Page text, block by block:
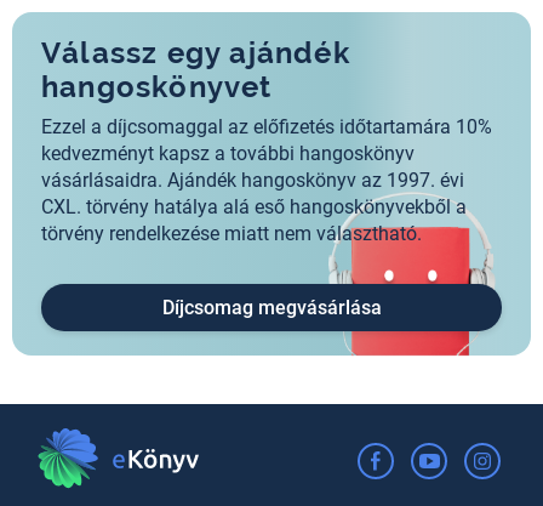
Válassz egy ajándék
hangoskönyvet
Ezzel a díjcsomaggal az előfizetés időtartamára 10%
kedvezményt kapsz a további hangoskönyv
vásárlásaidra. Ajándék hangoskönyv az 1997. évi
CXL. törvény hatálya alá eső hangoskönyvekből a
törvény rendelkezése miatt nem választható.
Díjcsomag megvásárlása